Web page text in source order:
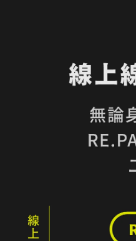
無
處：全新
不到了尋有緣人
NTD 27360
頁
件分級｜登山服飾類】
過，品相良好無任何壞損的物件
能完好正常，面料亦無破損，僅輕